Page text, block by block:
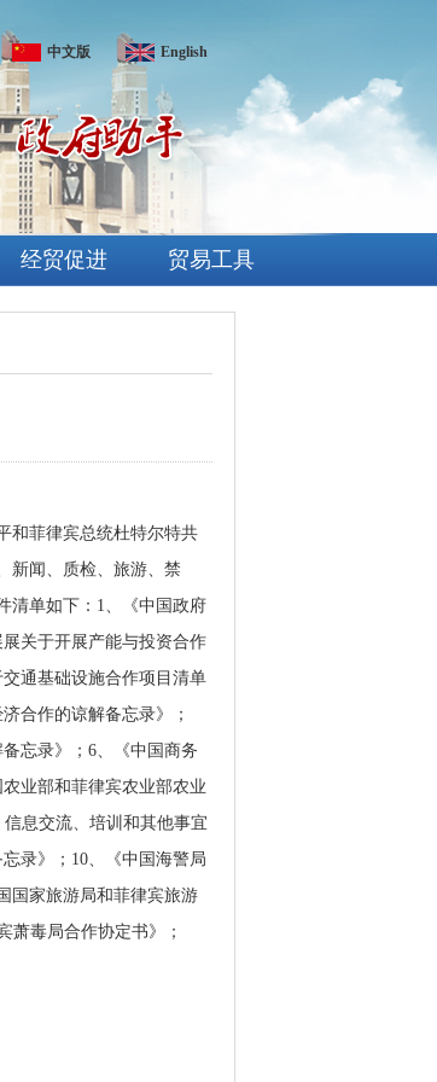
中文版 English
经贸促进 贸易工具
和菲律宾总统杜特尔特共
新闻、质检、旅游、禁
清单如下：1、《中国政府
关于开展产能与投资合作
通基础设施合作项目清单
合作的谅解备忘录》；
忘录》；6、《中国商务
业部和菲律宾农业部农业
息交流、培训和其他事宜
录》；10、《中国海警局
国家旅游局和菲律宾旅游
萧毒局合作协定书》；